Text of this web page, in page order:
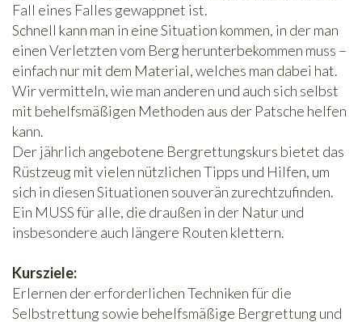
Fall eines Falles gewappnet ist.
Schnell kann man in eine Situation kommen, in der man
einen Verletzten vom Berg herunterbekommen muss –
einfach nur mit dem Material, welches man dabei hat.
Wir vermitteln, wie man anderen und auch sich selbst
mit behelfsmäßigen Methoden aus der Patsche helfen
kann.
Der jährlich angebotene Bergrettungskurs bietet das
Rüstzeug mit vielen nützlichen Tipps und Hilfen, um
sich in diesen Situationen souverän zurechtzufinden.
Ein MUSS für alle, die draußen in der Natur und
insbesondere auch längere Routen klettern.
Kursziele:
Erlernen der erforderlichen Techniken für die
Selbstrettung sowie behelfsmäßige Bergrettung und